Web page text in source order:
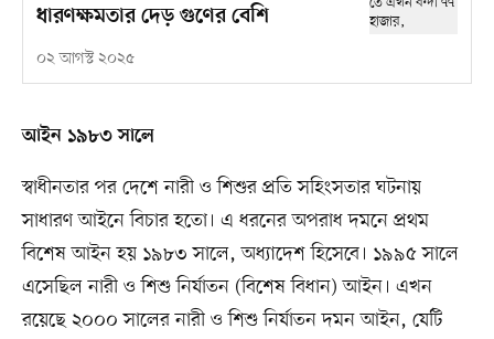
ধারণক্ষমতার দেড় গুণের বেশি
০২ আগস্ট ২০২৫
আইন ১৯৮৩ সালে
স্বাধীনতার পর দেশে নারী ও শিশুর প্রতি সহিংসতার ঘটনায়
সাধারণ আইনে বিচার হতো। এ ধরনের অপরাধ দমনে প্রথম
বিশেষ আইন হয় ১৯৮৩ সালে, অধ্যাদেশ হিসেবে। ১৯৯৫ সালে
এসেছিল নারী ও শিশু নির্যাতন (বিশেষ বিধান) আইন। এখন
রয়েছে ২০০০ সালের নারী ও শিশু নির্যাতন দমন আইন, যেটি